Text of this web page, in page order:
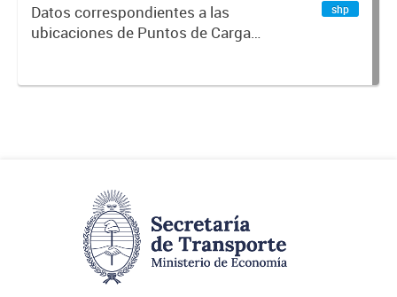
Datos correspondientes a las
ubicaciones de Puntos de Carga
shp